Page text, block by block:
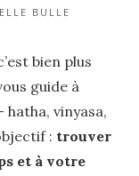
BULLE
bien plus
guide à
vinyasa,
: trouver
et à votre